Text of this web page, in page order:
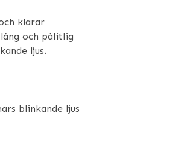
klarar
och pålitlig
ljus.
blinkande ljus